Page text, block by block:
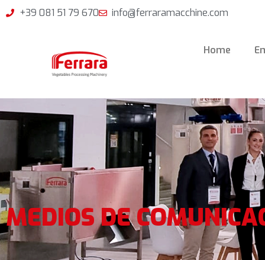
+39 081 51 79 670 info@ferraramacchine.com
Home
MEDIOS DE